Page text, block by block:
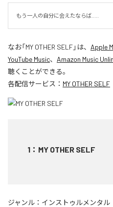
もう一人の自分に会えたならば.....
なお「MY OTHER SELF」は、 Apple
YouTube Music、 Amazon Music
聴くことができる。
各配信サービス： MY OTHER SELF
1 ： MY OTHER SELF
ジャンル： インストゥルメンタル